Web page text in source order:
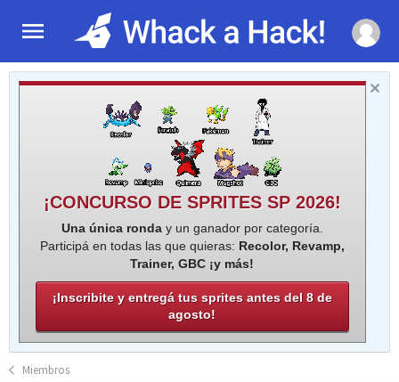
¡CONCURSO DE SPRITES SP 2026!
Una única ronday un ganador por categoría.
Participá en todas las que quieras: Recolor, Revamp,
Trainer, GBC ¡y más!
¡Inscribite y entregá tus sprites antes del 8 de
agosto!
Miembros